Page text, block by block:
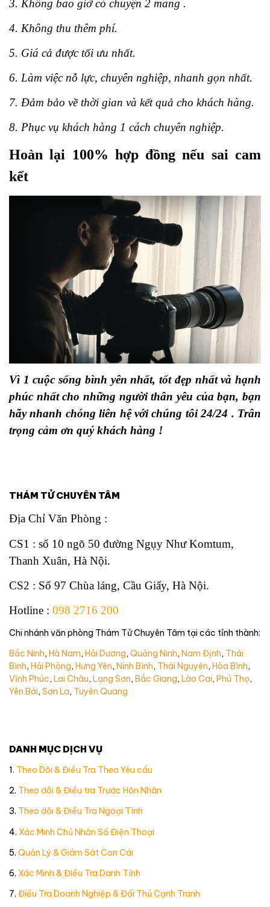
3. Không bao giờ có chuyện 2 mang .
4. Không thu thêm phí.
5. Giá cả được tối ưu nhất.
6. Làm việc nỗ lực, chuyên nghiệp, nhanh gọn nhất.
7. Đảm bảo về thời gian và kết quả cho khách hàng.
8. Phục vụ khách hàng 1 cách chuyên nghiệp.
Hoàn lại 100% hợp đồng nếu sai cam
kết
Vì 1 cuộc sống bình yên nhất, tốt đẹp nhất và hạnh
phúc nhất cho những người thân yêu của bạn, bạn
hãy nhanh chóng liên hệ với chúng tôi 24/24 . Trân
trọng cảm ơn quý khách hàng !
THÁM TỬ CHUYÊN TÂM
Địa Chỉ Văn Phòng :
CS1 : số 10 ngõ 50 đường Ngụy Như Komtum,
Thanh Xuân, Hà Nội.
CS2 : Số 97 Chùa láng, Cầu Giấy, Hà Nội.
Hotline : 098 2716 200
Chi nhánh văn phòng Thám Tử Chuyên Tâm tại các tỉnh thành:
Bắc Ninh, Hà Nam, Hải Dương, Quảng Ninh, Nam Định, Thái
Bình, Hải Phòng, Hưng Yên, Ninh Bình, Thái Nguyên, Hòa Bình,
Vĩnh Phúc, Lai Châu, Lạng Sơn, Bắc Giang, Lào Cai, Phú Thọ,
Yên Bái, Sơn La, Tuyên Quang
DANH MỤC DỊCH VỤ
1. Theo Dõi & Điều Tra Theo Yêu cầu
2. Theo dõi & Điều tra Trước Hôn Nhân
3. Theo dõi & Điều Tra Ngoại Tình
4. Xác Minh Chủ Nhân Số Điện Thoại
5. Quản Lý & Giám Sát Con Cái
6. Xác Minh & Điều Tra Danh Tính
7. Điều Tra Doanh Nghiệp & Đối Thủ Cạnh Tranh